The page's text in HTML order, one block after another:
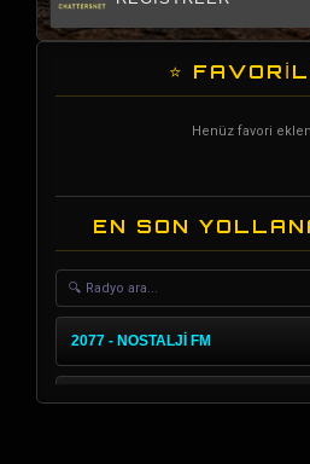
⭐
Henüz favori
EN SON
2077 - NOSTALJİ FM
1958 - BİR MELODİ FM